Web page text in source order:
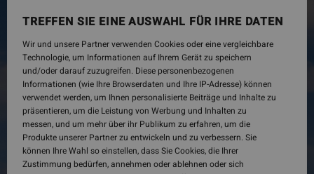
TREFFEN SIE EINE AUSWAHL FÜR IHRE DATEN
Wir und unsere Partner verwenden Cookies oder eine vergleichbare
Technologie, um Informationen auf Ihrem Gerät zu speichern
und/oder darauf zuzugreifen. Diese personenbezogenen
Informationen (wie Ihre Browserdaten und Ihre IP-Adresse) können
verwendet werden, um Ihnen personalisierte Beiträge und Inhalte zu
präsentieren, um die Leistung von Werbung und Inhalten zu
messen, und um mehr über ihr Publikum zu erfahren, um die
Produkte unserer Partner zu entwickeln und zu verbessern. Sie
können Ihre Wahl so einstellen, dass Sie Cookies, die Ihrer
Zustimmung bedürfen, annehmen oder ablehnen oder sich